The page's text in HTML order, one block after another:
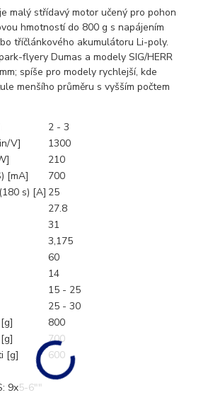
malý střídavý motor učený pro pohon
hmotností do 800 g s napájením
tříčlánkového akumulátoru Li-poly.
flyery Dumas a modely SIG/HERR
spíše pro modely rychlejší, kde
menšího průměru s vyšším počtem
2 - 3
V]
1300
210
[mA]
700
s) [A] 25
27.8
31
3,175
60
14
15 - 25
25 - 30
800
700
[g]
600
9x5-6""